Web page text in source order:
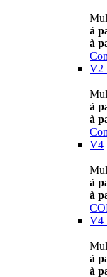
à
à
V2
à
à
V4
à
à
V4
à
à